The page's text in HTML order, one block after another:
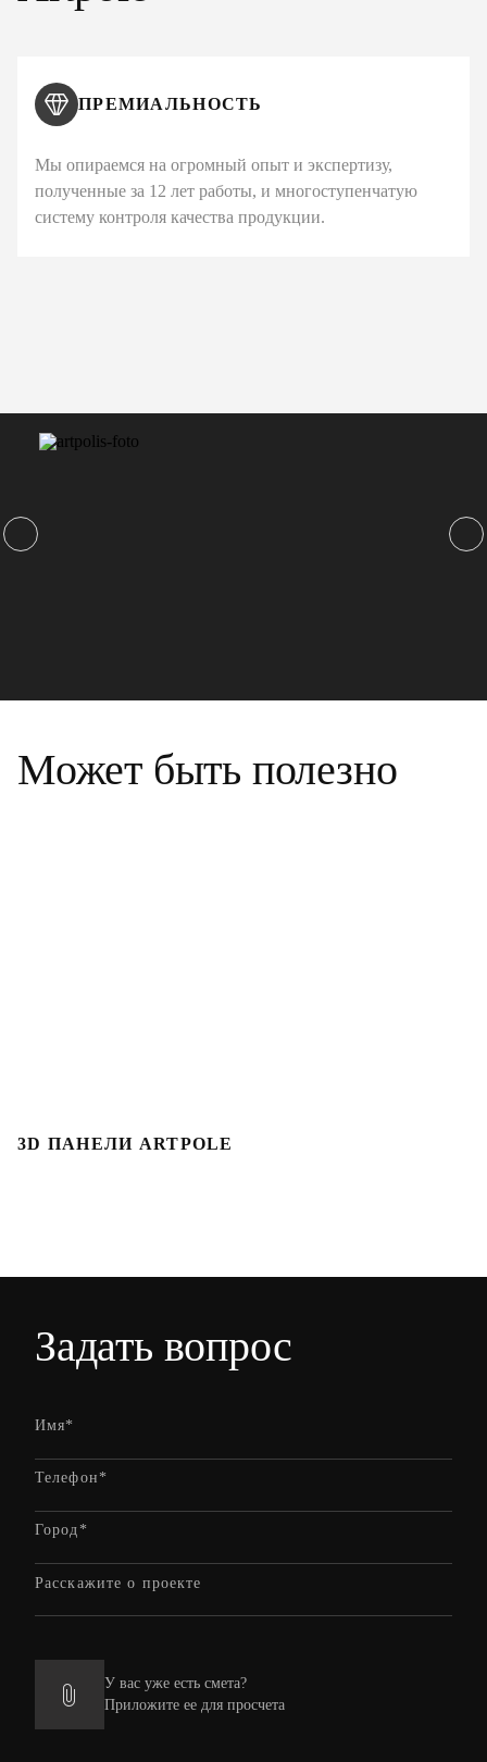
ПРЕМИАЛЬНОСТЬ
Мы опираемся на огромный опыт и экспертизу,
полученные за 12 лет работы, и многоступенчатую
систему контроля качества продукции.
Может быть полезно
3D ПАНЕЛИ ARTPOLE
Задать вопрос
У вас уже есть смета?
Приложите ее для просчета